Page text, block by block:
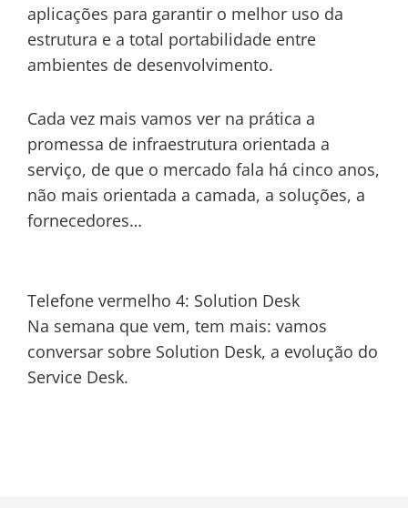
aplicações para garantir o melhor uso da
estrutura e a total portabilidade entre
ambientes de desenvolvimento.
Cada vez mais vamos ver na prática a
promessa de infraestrutura orientada a
serviço, de que o mercado fala há cinco anos,
não mais orientada a camada, a soluções, a
fornecedores…
Telefone vermelho 4: Solution Desk
Na semana que vem, tem mais: vamos
conversar sobre Solution Desk, a evolução do
Service Desk.